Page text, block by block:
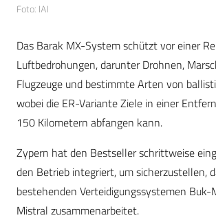
Foto: IAI
Das Barak MX-System schützt vor einer
Luftbedrohungen, darunter Drohnen,
Flugzeuge und bestimmte Arten von
wobei die ER-Variante Ziele in einer
150 Kilometern abfangen kann.
Zypern hat den Bestseller schrittweise
den Betrieb integriert, um sicherzustellen,
bestehenden Verteidigungssystemen Buk-
Mistral zusammenarbeitet.